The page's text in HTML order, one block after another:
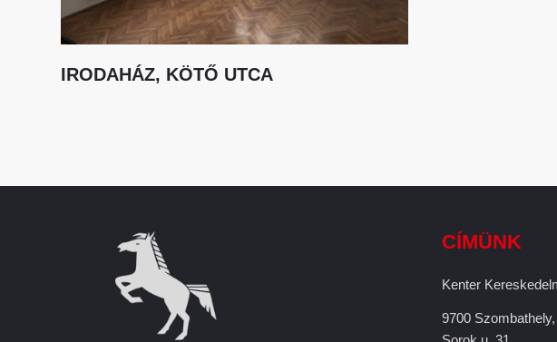
IRODAHÁZ, KÖTŐ UTCA
CÍMÜNK
Kenter
9700 Szombathely,